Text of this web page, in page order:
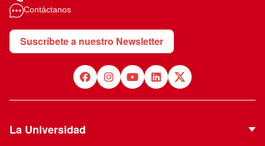
Contáctanos
Suscríbete a nuestro Newsletter
La Universidad